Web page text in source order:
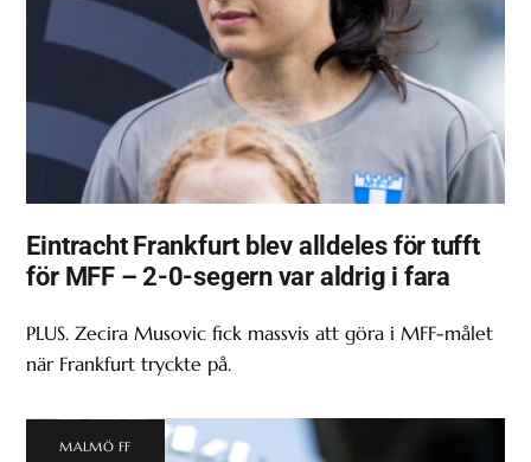
Eintracht Frankfurt blev alldeles för tufft
för MFF – 2-0-segern var aldrig i fara
PLUS. Zecira Musovic fick massvis att göra i MFF-målet
när Frankfurt tryckte på.
MALMÖ FF